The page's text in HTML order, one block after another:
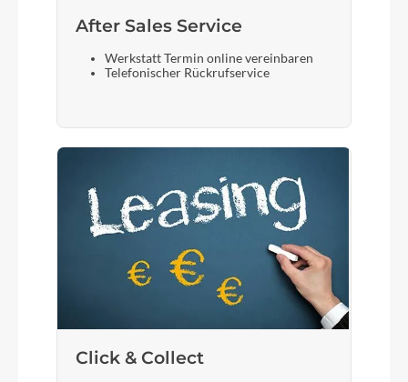
After Sales Service
Werkstatt Termin online vereinbaren
Telefonischer Rückrufservice
Click & Collect